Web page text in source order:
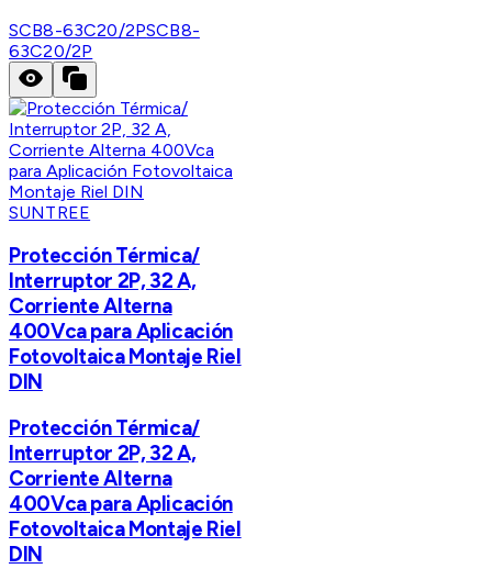
SCB8-63C20/2PSCB8-
63C20/2P
SUNTREE
Protección Térmica/
Interruptor 2P, 32 A,
Corriente Alterna
400Vca para Aplicación
Fotovoltaica Montaje Riel
DIN
Protección Térmica/
Interruptor 2P, 32 A,
Corriente Alterna
400Vca para Aplicación
Fotovoltaica Montaje Riel
DIN